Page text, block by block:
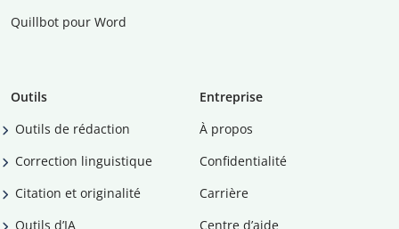
Quillbot pour Word
Outils
Outils de rédaction
Correction linguistique
Citation et originalité
Outils d’IA
Entreprise
À propos
Confidentialité
Carrière
Centre d’aide